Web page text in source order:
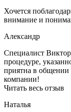
Хочется
внимание и
Александр
Специалист
процедуре,
приятна в общении
компании!
Читать весь отзыв
Наталья